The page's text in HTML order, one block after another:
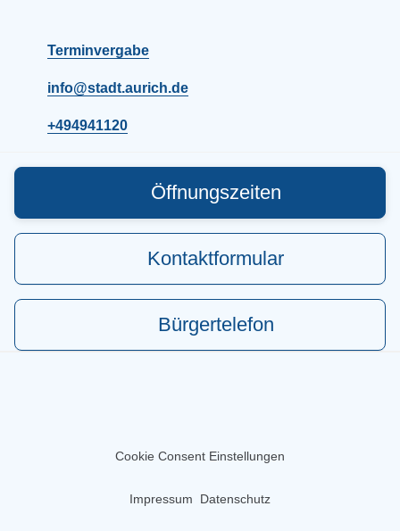
Terminvergabe
info@stadt.aurich.de
+494941120
Öffnungszeiten
Kontaktformular
Bürgertelefon
Cookie Consent Einstellungen
Impressum Datenschutz